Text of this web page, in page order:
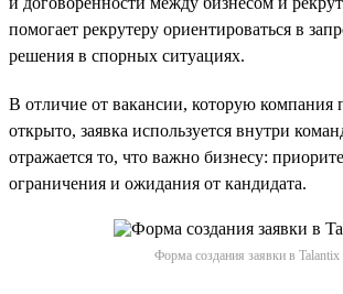
помогает рекрутеру ориентироваться в
решения в спорных ситуациях.
В отличие от вакансии, которую компания
открыто, заявка используется внутри
отражается то, что важно бизнесу:
ограничения и ожидания от кандидата.
Форма создания заявки в Talantix